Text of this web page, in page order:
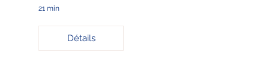
21 min
Détails